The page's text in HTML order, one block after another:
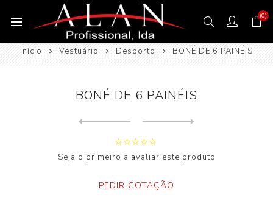
(0)
Início Vestuário Desporto BONÉ DE 6 PAINÉIS
BONÉ DE 6 PAINÉIS
Seja o primeiro a avaliar este produto
PEDIR COTAÇÃO